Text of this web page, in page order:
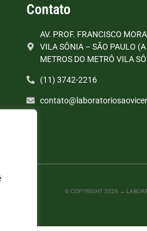
Contato
AV. PROF. FRANCISCO
VILA SÔNIA – SÃO PAULO
METROS DO METRÔ VILA
(11) 3742-2216
© COPYRIGHT2026 →